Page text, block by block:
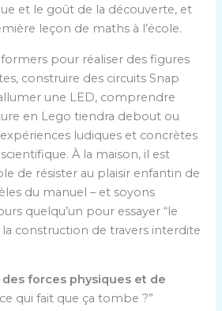
et le goût de la découverte, et
leçon de maths à l’école.
pour réaliser des figures
construire des circuits Snap
une LED, comprendre
en Lego tiendra debout ou
ludiques et concrètes
À la maison, il est
de résister au plaisir enfantin de
du manuel – et soyons
quelqu’un pour essayer “le
construction de travers interdite
forces physiques et de
ce qui fait que ça tombe ?”